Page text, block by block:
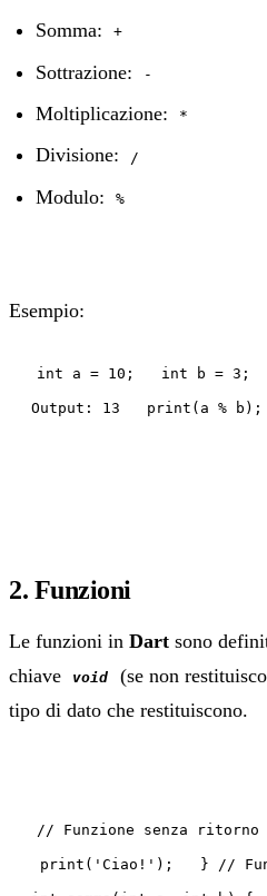
Somma: +
Sottrazione: -
Moltiplicazione: *
Divisione: /
Modulo: %
Esempio:
int a = 10; int b = 3;
Output: 13 print(a % b);
2. Funzioni
Le funzioni in Dart sono
chiave
void
(se non
tipo di dato che restituiscono.
// Funzione senza
print('Ciao!'); } //